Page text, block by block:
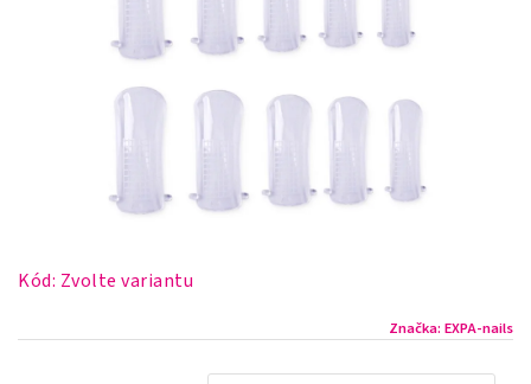
Kód: Zvolte variantu
Značka: EXPA-nails